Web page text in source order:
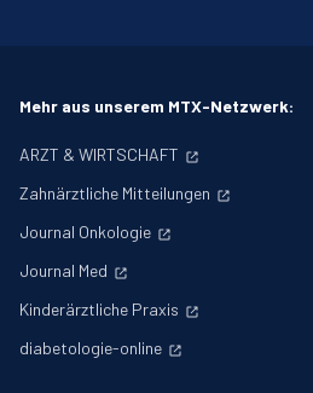
Mehr aus unserem MTX-Netzwerk:
ARZT & WIRTSCHAFT
Zahnärztliche Mitteilungen
Journal Onkologie
Journal Med
Kinderärztliche Praxis
diabetologie-online